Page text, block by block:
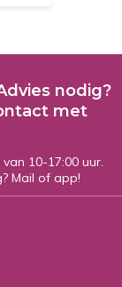
nodig?
met
10-17:00 uur.
Mail of app!